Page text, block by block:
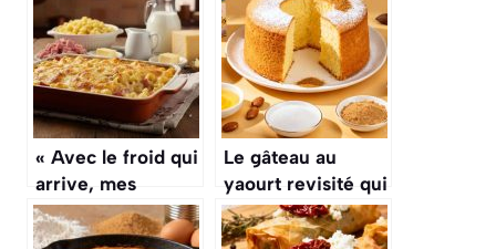
« Avec le froid qui
arrive, mes
enfants me
réclament à
Le gâteau au
yaourt revisité qui
fait fondre même
les sceptiques